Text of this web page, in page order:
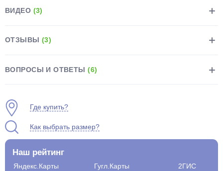
ВИДЕО (3)
ОТЗЫВЫ (3)
ВОПРОСЫ И ОТВЕТЫ(6)
Где купить?
Как выбрать размер?
Наш рейтинг
Яндекс.Карты
Гугл.Карты
2ГИС